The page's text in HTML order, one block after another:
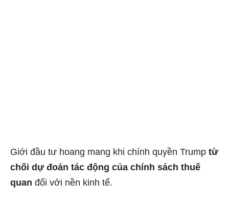
Giới đầu tư hoang mang khi chính quyền Trump từ
chối dự đoán tác động của chính sách thuế
quan đối với nền kinh tế.